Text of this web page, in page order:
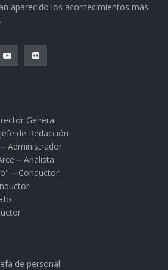
aparecido los acontecimientos más
General
de Redacción
Administrador.
⏤ Analista
⏤ Conductor.
de personal